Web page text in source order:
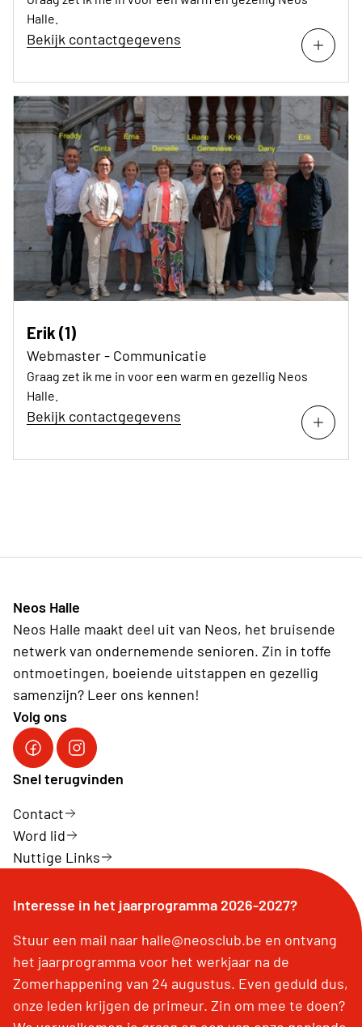
Halle.
Bekijk contactgegevens
Erik (1)
Webmaster - Communicatie
Graag zet ik me in voor een warm en gezellig Neos
Halle.
Bekijk contactgegevens
Neos Halle
Neos Halle maakt deel uit van Neos, het bruisende
netwerk van ondernemende senioren. Zin in toffe
ontmoetingen, boeiende uitstappen en gezellig
samenzijn? Leer ons kennen!
Volg ons
Facebook Neos Halle
Instagram Neos Halle
Snel terugvinden
Contact
Word lid
Nuttige Links
Interesse in het jaarprogramma 2026-2027?
Stuur een mail naar halle@neosclub.be en ontvang
het jaarprogramma voor het werkjaar na de
Zomerhappening van 24 augustus. Even geduld dus,
onze leden krijgen de primeur. Zin om mee te doen?